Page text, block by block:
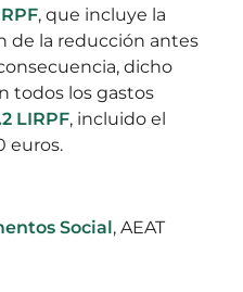
, que incluye la
de la reducción antes
dicho
todos los gastos
LIRPF, incluido el
euros.
Social, AEAT